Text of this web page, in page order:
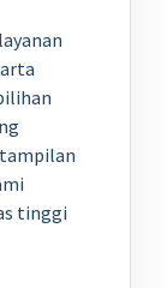
tinggi